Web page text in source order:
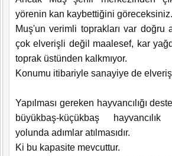
yörenin kan kaybettiğini göreceksiniz.
Muş'un verimli toprakları var doğru
çok elverişli değil maalesef, kar
toprak üstünden kalkmıyor.
Konumu itibariyle sanayiye de
Yapılması gereken hayvancılığı
büyükbaş-küçükbaş
yolunda adımlar atılmasıdır.
Ki bu kapasite mevcuttur.